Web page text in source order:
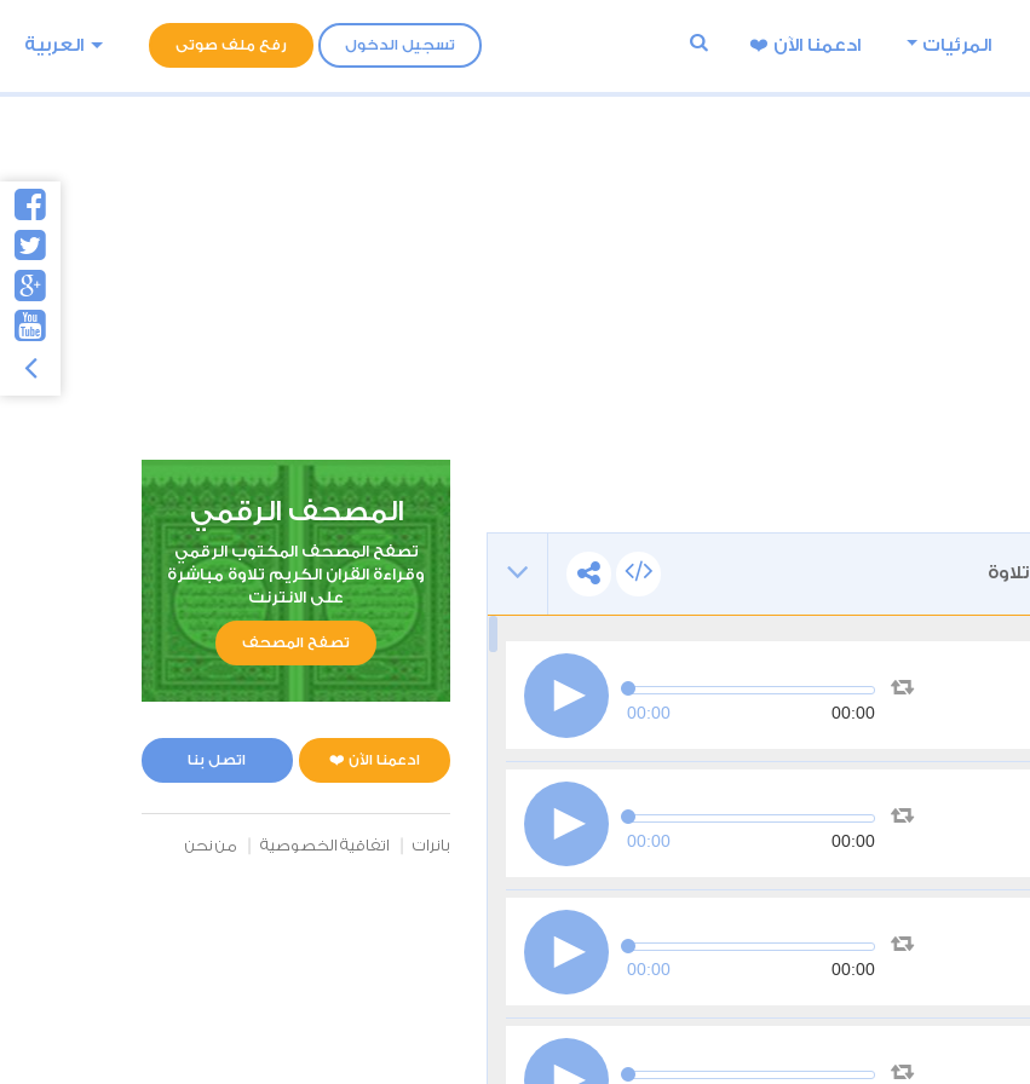
تسجيل الدخول رفع ملف صوتى العربية المرئيات ادعمنا اﻵن ❤️
تلاوة
00:00 00:00
00:00 00:00
00:00 00:00
المصحف الرقمي
تصفح المصحف المكتوب الرقمي
وقراءة القران الكريم تلاوة مباشرة
على الانترنت
تصفح المصحف
ادعمنا الآن ❤️ اتصل بنا
بانرات اتفاقية الخصوصية من نحن